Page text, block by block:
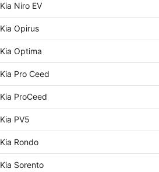
Kia Niro EV
Kia Opirus
Kia Optima
Kia Pro Ceed
Kia ProCeed
Kia PV5
Kia Rondo
Kia Sorento